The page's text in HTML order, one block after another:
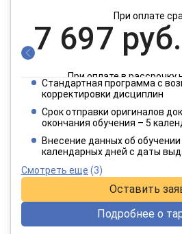
При оплате
7 697 руб.
При оплате в рассрочку
3 849
При оплате в рассрочку
Стандартная программа с
корректировки дисциплин
Срок отправки оригиналов
окончания обучения – 5
Внесение данных об
календарных дней с даты
Смотреть еще (3)
Оставить
Подробнее о